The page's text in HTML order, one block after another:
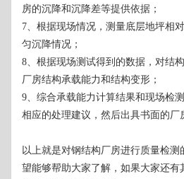
房的沉降和沉降差等提供依据；
7、根据现场情况，测量底层地坪相
匀沉降情况；
8、根据现场测试得到的数据，对结
厂房结构承载能力和结构变形；
9、综合承载能力计算结果和现场检
相应的处理建议，然后出具书面的厂
以上就是对钢结构厂房进行质量检
望能够帮助大家了解，如果大家还有